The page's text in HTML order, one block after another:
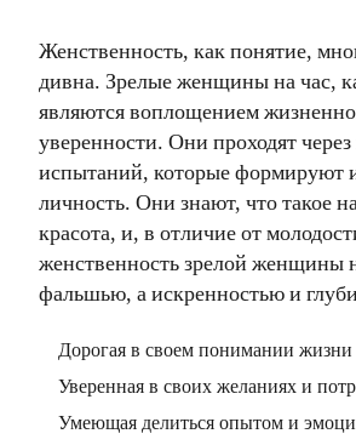
Женственность, как понятие,
дивна. Зрелые женщины на час,
являются воплощением
уверенности. Они проходят
испытаний, которые формируют
личность. Они знают, что такое
красота, и, в отличие от
женственность зрелой женщины
фальшью, а искренностью и
Дорогая в своем понимании жизни
Уверенная в своих желаниях и
Умеющая делиться опытом и